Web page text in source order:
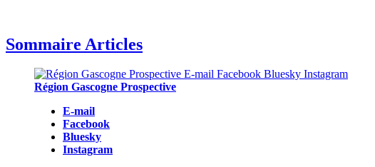
Sommaire Articles
Région Gascogne Prospective
E-mail
Facebook
Bluesky
Instagram